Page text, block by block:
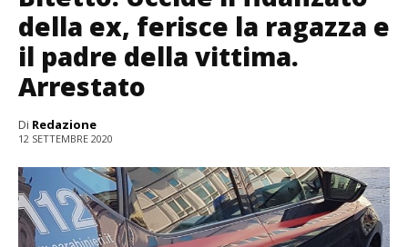
della ex, ferisce la ragazza e
il padre della vittima.
Arrestato
Di Redazione
12 SETTEMBRE 2020